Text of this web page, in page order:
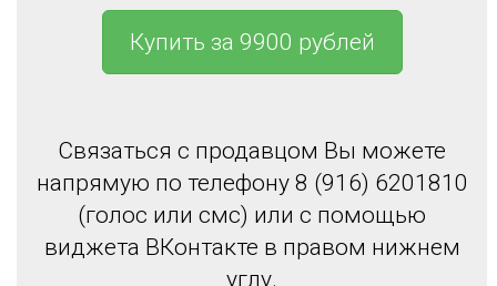
Купить за 9900 рублей
Связаться с продавцом Вы можете
напрямую по телефону 8 (916) 6201810
(голос или смс) или с помощью
виджета ВКонтакте в правом нижнем
углу.